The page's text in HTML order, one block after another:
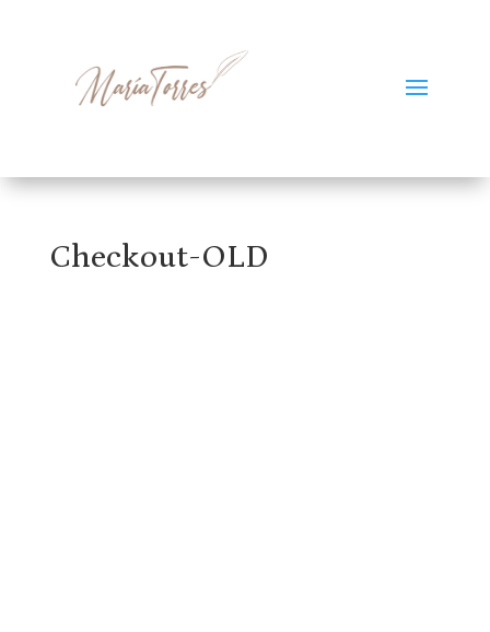
Checkout-OLD